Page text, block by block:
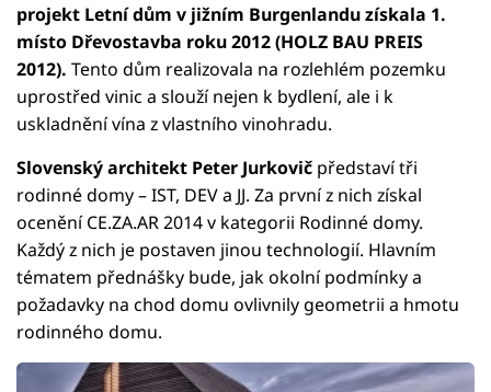
projekt Letní dům v jižním Burgenlandu získala 1.
místo Dřevostavba roku 2012 (HOLZ BAU PREIS
2012). Tento dům realizovala na rozlehlém pozemku
uprostřed vinic a slouží nejen k bydlení, ale i k
uskladnění vína z vlastního vinohradu.
Slovenský architekt Peter Jurkovič představí tři
rodinné domy – IST, DEV a JJ. Za první z nich získal
ocenění CE.ZA.AR 2014 v kategorii Rodinné domy.
Každý z nich je postaven jinou technologií. Hlavním
tématem přednášky bude, jak okolní podmínky a
požadavky na chod domu ovlivnily geometrii a hmotu
rodinného domu.